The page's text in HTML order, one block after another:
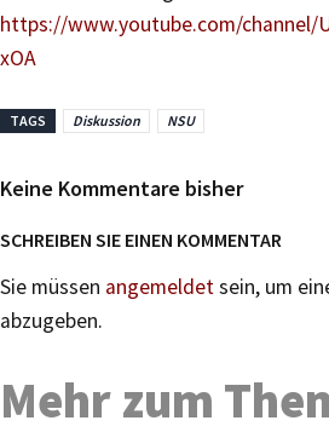
https://www.youtube.com/channel/
xOA
TAGS Diskussion NSU
Keine Kommentare bisher
SCHREIBEN SIE EINEN KOMMENTAR
Sie müssen angemeldetsein, um
abzugeben.
Mehr zum